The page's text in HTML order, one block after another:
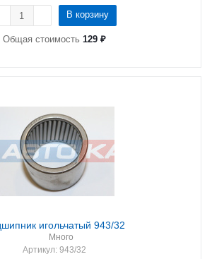
В корзину
Общая стоимость 129 ₽
игольчатый 943/32
Много
Артикул: 943/32